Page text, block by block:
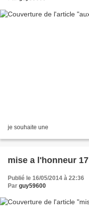
je souhaite une
mise a l'honneur 17
Publié le 16/05/2014 à 22:36
Par guy59600